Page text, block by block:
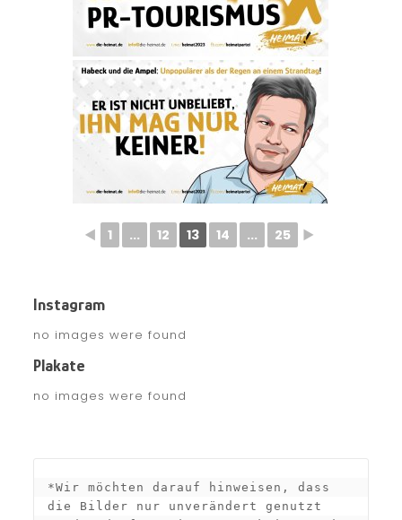
◄ 1 ... 12 13 14 ... 25 ►
Instagram
no images were found
Plakate
no images were found
*Wir möchten darauf hinweisen, dass
die Bilder nur unverändert genutzt